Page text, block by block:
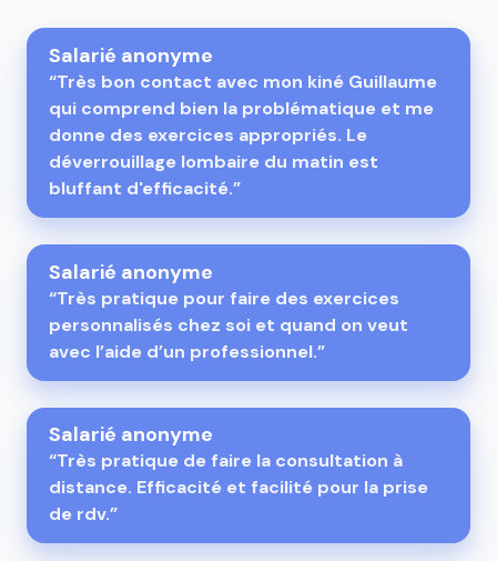
Salarié anonyme
“Très bon contact avec mon kiné Guillaume
qui comprend bien la problématique et me
donne des exercices appropriés. Le
déverrouillage lombaire du matin est
bluffant d'efficacité.”
Salarié anonyme
“Très pratique pour faire des exercices
personnalisés chez soi et quand on veut
avec l’aide d’un professionnel.”
Salarié anonyme
“Très pratique de faire la consultation à
distance. Efficacité et facilité pour la prise
de rdv.”